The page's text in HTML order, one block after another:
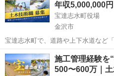
年収5,000,000円
宝達志水町役場
金沢市
宝達志水町で、道路や上下水道など
術職（正職員） の募集です。 民間
験を、無理なく活かせるお仕事です
ん。 町が工事を出す側（...
石川 金沢市 その他
施工管理経験を
500〜600万｜土